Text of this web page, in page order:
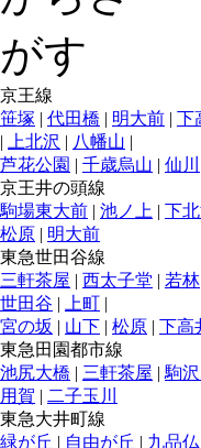
京王線
笹塚 | 代田橋 | 明大前 | 下
|
上北沢 | 八幡山 |
芦花公園 | 千歳烏山 | 仙川
京王井の頭線
駒場東大前 | 池ノ上 | 下
松原 | 明大前
東急世田谷線
三軒茶屋 | 西太子堂 | 若林
世田谷 | 上町 |
宮の坂 | 山下 | 松原 | 下高
東急田園都市線
池尻大橋 | 三軒茶屋 | 駒
用賀 | 二子玉川
東急大井町線
緑が丘 | 自由が丘 | 九品仏